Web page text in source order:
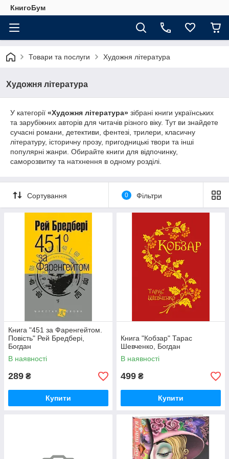
КнигоБум
Товари та послуги Художня література
Художня література
У категорії «Художня література» зібрані книги українських
та зарубіжних авторів для читачів різного віку. Тут ви знайдете
сучасні романи, детективи, фентезі, трилери, класичну
літературу, історичну прозу, пригодницькі твори та інші
популярні жанри. Обирайте книги для відпочинку,
саморозвитку та натхнення в одному розділі.
Сортування 0 Фільтри
Книга "451 за Фаренгейтом.
Повість" Рей Бредбері,
Богдан
В наявності
289 ₴
Купити
Книга "Кобзар" Тарас
Шевченко, Богдан
В наявності
499 ₴
Купити